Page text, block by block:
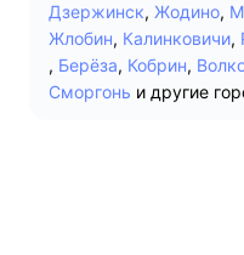
Дзержинск, Жодино,
Жлобин, Калинковичи,
, Берёза, Кобрин,
Сморгонь и другие